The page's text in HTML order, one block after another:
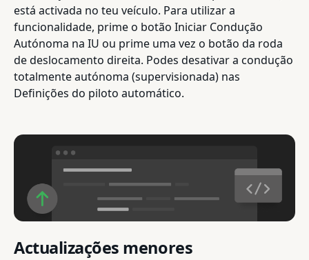
está activada no teu veículo. Para utilizar a
funcionalidade, prime o botão Iniciar Condução
Autónoma na IU ou prime uma vez o botão da roda
de deslocamento direita. Podes desativar a condução
totalmente autónoma (supervisionada) nas
Definições do piloto automático.
Actualizações menores